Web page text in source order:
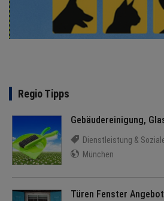
JOBS
KONTAKT
Regio Tipps
Gebäudereinigung,
Dienstleistung &
München
Türen Fenster